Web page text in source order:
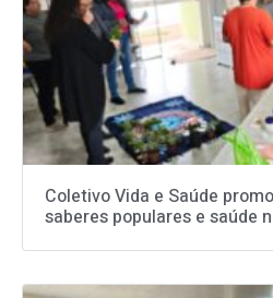
Coletivo Vida e Saúde
saberes populares e saúde